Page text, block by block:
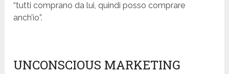
“tutti comprano da lui, quindi posso comprare
anch’io”.
UNCONSCIOUS MARKETING